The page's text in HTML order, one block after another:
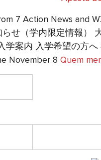
7 Action News
せ（学内限定情報）
案内 入学希望の方
November 8 Quem